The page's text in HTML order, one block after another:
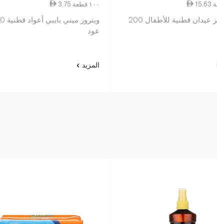
جونسونز عيدان قطنية للأطفال 200
3.75 ١٠٠ قطعة
ويتروز
عود
المزيد